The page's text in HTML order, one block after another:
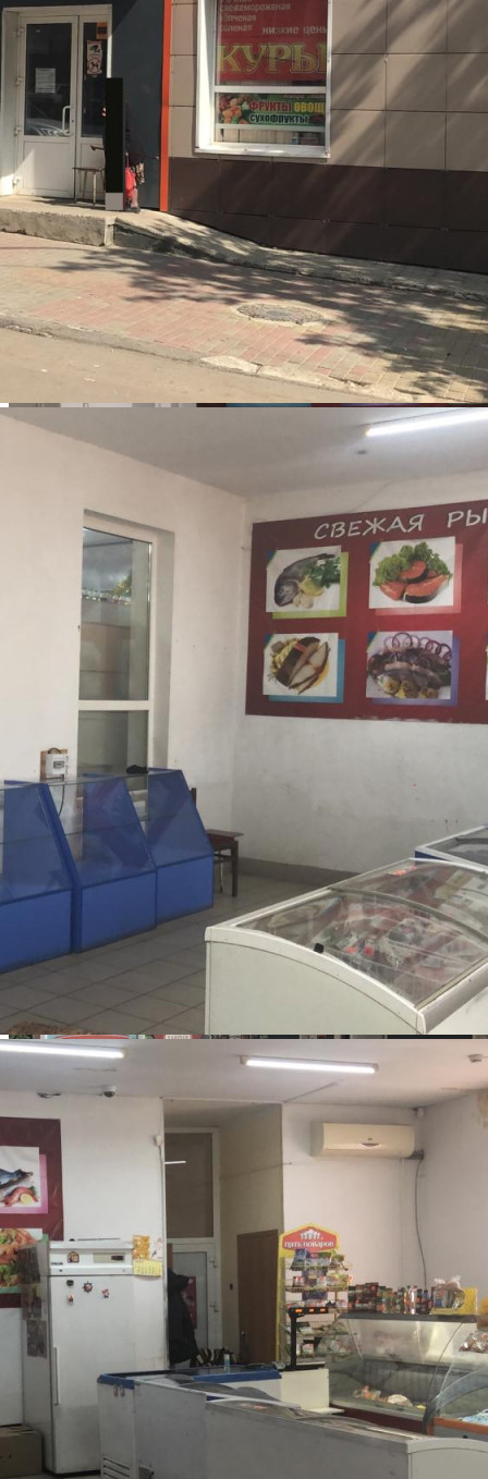
Размер площади (м2)
30.5
Цена за помещение
15 000 руб.
Цена за 1 кв. м
492 руб.
О помещении